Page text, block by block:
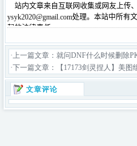
·上一篇文章： 就问DNF什么时候删除
·下一篇文章：
【17173剑灵捏人】美图
文章评论